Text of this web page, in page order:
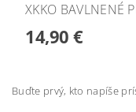
XKKO BAVLNENÉ
14,90 €
Buďte prvý, kto napíše